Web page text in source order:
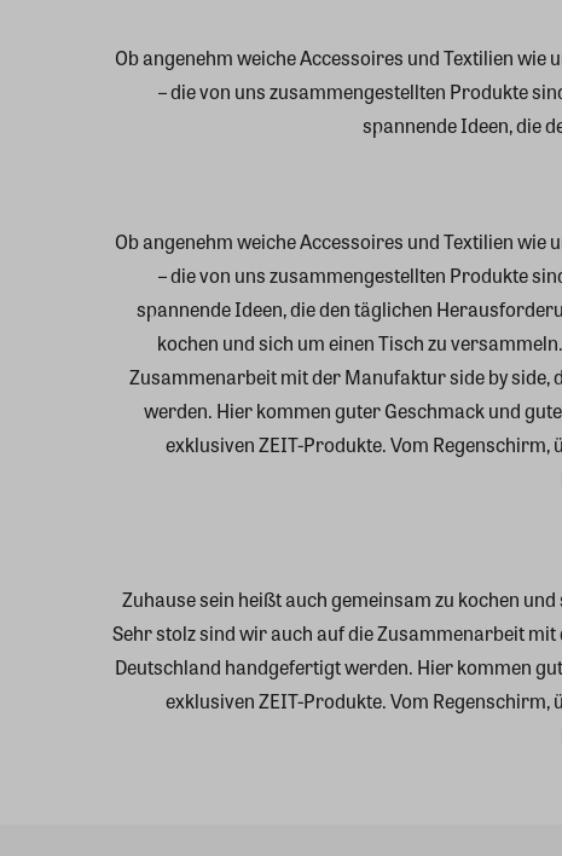
Ob angenehm weiche Accessoires und Textilien
– die von uns zusammengestellten Produkte
spannende Ideen, die
Ob angenehm weiche Accessoires und Textilien
– die von uns zusammengestellten Produkte
spannende Ideen, die den täglichen
kochen und sich um einen Tisch zu
Zusammenarbeit mit der Manufaktur side by
werden. Hier kommen guter Geschmack und
exklusiven ZEIT-Produkte. Vom
Zuhause sein heißt auch gemeinsam zu kochen
Sehr stolz sind wir auch auf die Zusammenarbeit
Deutschland handgefertigt werden. Hier kommen
exklusiven ZEIT-Produkte. Vom